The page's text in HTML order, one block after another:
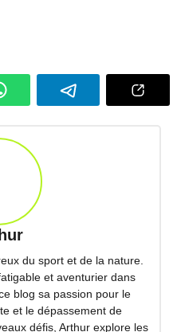
du sport et de la nature.
et aventurier dans
blog sa passion pour le
et le dépassement de
défis, Arthur explore les